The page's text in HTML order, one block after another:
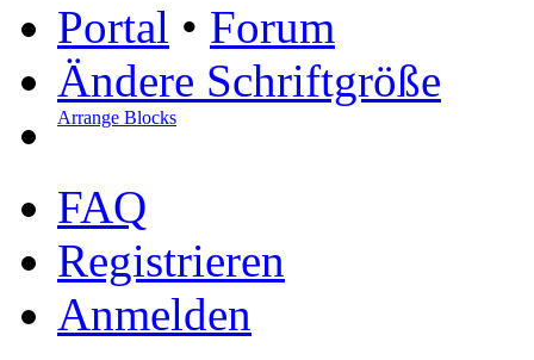
Portal • Forum
Ändere Schriftgröße
Arrange Blocks
FAQ
Registrieren
Anmelden